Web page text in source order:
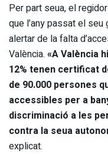
Per part seua, el
que l’any passat el seu
alertar de la falta
València. «A València
12% tenen certificat
de 90.000 persones
accessibles per a
discriminació a les
contra la seua
explicat.